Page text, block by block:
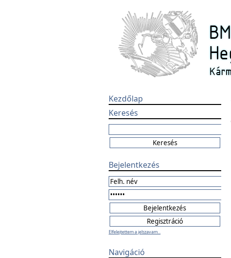
Kezdőlap
Keresés
Bejelentkezés
Elfelejtettem a jelszavam...
Navigáció